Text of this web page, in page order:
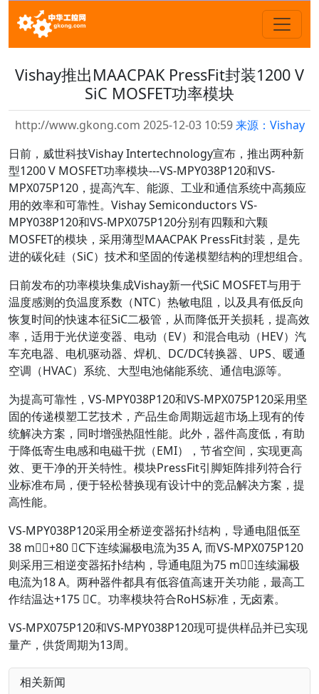
Vishay推出MAACPAK PressFit封装1200 V
SiC MOSFET功率模块
http://www.gkong.com 2025-12-03 10:59来源：Vishay
日前，威世科技Vishay Intertechnology宣布，推出两种新
型1200 V MOSFET功率模块---VS-MPY038P120和VS-
MPX075P120，提高汽车、能源、工业和通信系统中高频应
用的效率和可靠性。Vishay Semiconductors VS-
MPY038P120和VS-MPX075P120分别有四颗和六颗
MOSFET的模块，采用薄型MAACPAK PressFit封装，是先
进的碳化硅（SiC）技术和坚固的传递模塑结构的理想组合。
日前发布的功率模块集成Vishay新一代SiC MOSFET与用于
温度感测的负温度系数（NTC）热敏电阻，以及具有低反向
恢复时间的快速本征SiC二极管，从而降低开关损耗，提高效
率，适用于光伏逆变器、电动（EV）和混合电动（HEV）汽
车充电器、电机驱动器、焊机、DC/DC转换器、UPS、暖通
空调（HVAC）系统、大型电池储能系统、通信电源等。
为提高可靠性，VS-MPY038P120和VS-MPX075P120采用坚
固的传递模塑工艺技术，产品生命周期远超市场上现有的传
统解决方案，同时增强热阻性能。此外，器件高度低，有助
于降低寄生电感和电磁干扰（EMI），节省空间，实现更高
效、更干净的开关特性。模块PressFit引脚矩阵排列符合行
业标准布局，便于轻松替换现有设计中的竞品解决方案，提
高性能。
VS-MPY038P120采用全桥逆变器拓扑结构，导通电阻低至
38 m，+80 C下连续漏极电流为35 A, 而VS-MPX075P120
则采用三相逆变器拓扑结构，导通电阻为75 m，连续漏极
电流为18 A。两种器件都具有低容值高速开关功能，最高工
作结温达+175 C。功率模块符合RoHS标准，无卤素。
VS-MPX075P120和VS-MPY038P120现可提供样品并已实现
量产，供货周期为13周。
相关新闻